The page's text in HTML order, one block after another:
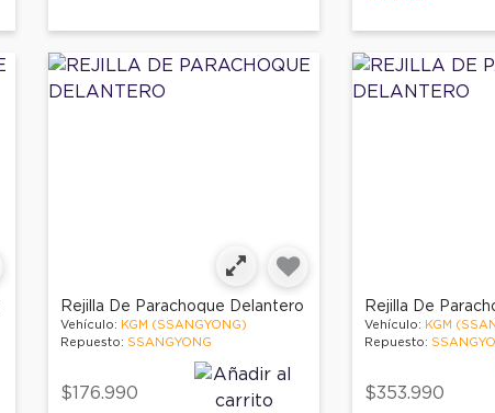
Rejilla De Parachoque Delantero
Vehículo: KGM (SSANGYONG)
Repuesto: SSANGYONG
$176.990
Rejilla De
Vehículo: KGM
Repuesto:
$353.990